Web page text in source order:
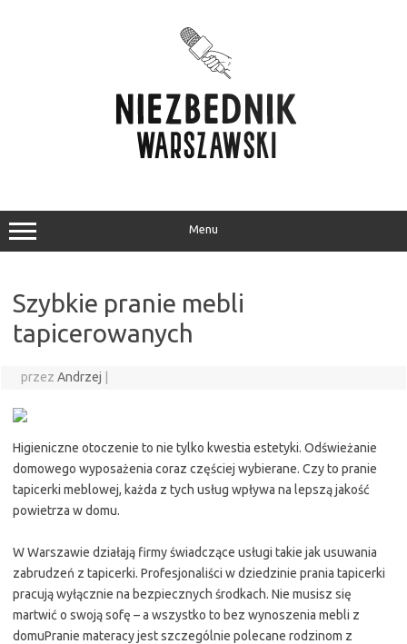
Menu
Szybkie pranie mebli
tapicerowanych
przez Andrzej
Higieniczne otoczenie to nie tylko kwestia estetyki. Odświeżanie
domowego wyposażenia coraz częściej wybierane. Czy to pranie
tapicerki meblowej, każda z tych usług wpływa na lepszą jakość
powietrza w domu.
W Warszawie działają firmy świadczące usługi takie jak usuwania
zabrudzeń z tapicerki. Profesjonaliści w dziedzinie prania tapicerki
pracują wyłącznie na bezpiecznych środkach. Nie musisz się
martwić o swoją sofę – a wszystko to bez wynoszenia mebli z
domuPranie materacy jest szczególnie polecane rodzinom z